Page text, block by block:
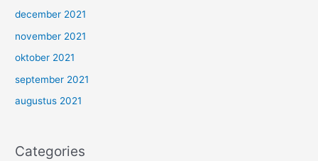
december 2021
november 2021
oktober 2021
september 2021
augustus 2021
Categories